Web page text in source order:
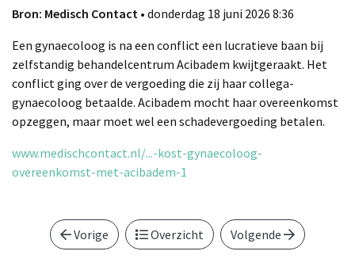
Bron: Medisch Contact • donderdag 18 juni 2026 8:36
Een gynaecoloog is na een conflict een lucratieve baan bij
zelfstandig behandelcentrum Acibadem kwijtgeraakt. Het
conflict ging over de vergoeding die zij haar collega-
gynaecoloog betaalde. Acibadem mocht haar overeenkomst
opzeggen, maar moet wel een schadevergoeding betalen.
www.medischcontact.nl/...-kost-gynaecoloog-
overeenkomst-met-acibadem-1
Vorige Overzicht Volgende